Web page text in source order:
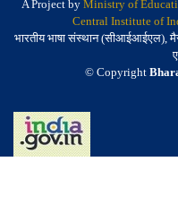
A Project by Ministry of
Central Institute of
भारतीय भाषा संस्थान (सीआईआईएल), मैसूर
© Copyright